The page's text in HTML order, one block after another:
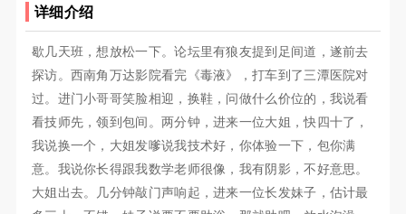
详细介绍
歇几天班，想放松一下。论坛里有狼友提到足间道，遂前去
探访。西南角万达影院看完《毒液》，打车到了三潭医院对
过。进门小哥哥笑脸相迎，换鞋，问做什么价位的，我说看
看技师先，领到包间。两分钟，进来一位大姐，快四十了，
我说换一个，大姐发嗲说我技术好，你体验一下，包你满
意。我说你长得跟我数学老师很像，我有阴影，不好意思。
大姐出去。几分钟敲门声响起，进来一位长发妹子，估计最